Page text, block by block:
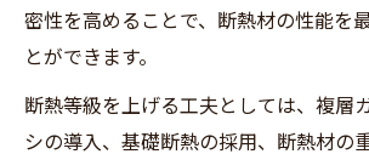
密性を高めることで、断熱材の性能を
とができます。
断熱等級を上げる工夫としては、複層
シの導入、基礎断熱の採用、断熱材の